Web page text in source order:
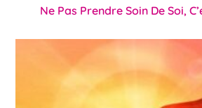
Ne Pas Prendre Soin De Soi,